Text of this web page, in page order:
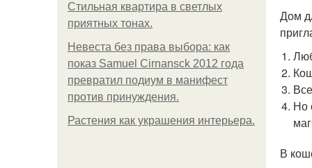
Стильная квартира в светлых
приятных тонах.
Невеста без права выбора: как
показ Samuel Cirnansck 2012 года
превратил подиум в манифест
против принуждения.
Растения как украшения интерьера.
Дом
Но
В